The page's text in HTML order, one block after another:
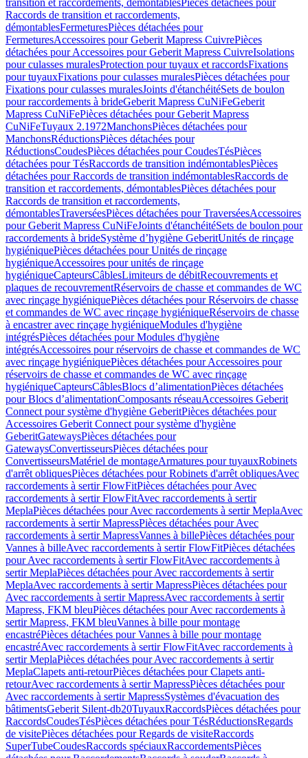
transition et raccordements, démontablesPièces détachées pour
Raccords de transition et raccordements,
démontablesFermeturesPièces détachées pour
FermeturesAccessoires pour Geberit Mapress CuivrePièces
détachées pour Accessoires pour Geberit Mapress CuivreIsolations
pour culasses muralesProtection pour tuyaux et raccordsFixations
pour tuyauxFixations pour culasses muralesPièces détachées pour
Fixations pour culasses muralesJoints d'étanchéitéSets de boulon
pour raccordements à brideGeberit Mapress CuNiFeGeberit
Mapress CuNiFePièces détachées pour Geberit Mapress
CuNiFeTuyaux 2.1972ManchonsPièces détachées pour
ManchonsRéductionsPièces détachées pour
RéductionsCoudesPièces détachées pour CoudesTésPièces
détachées pour TésRaccords de transition indémontablesPièces
détachées pour Raccords de transition indémontablesRaccords de
transition et raccordements, démontablesPièces détachées pour
Raccords de transition et raccordements,
démontablesTraverséesPièces détachées pour TraverséesAccessoires
pour Geberit Mapress CuNiFeJoints d'étanchéitéSets de boulon pour
raccordements à brideSystème d’hygiène GeberitUnités de rinçage
hygiéniquePièces détachées pour Unités de rinçage
hygiéniqueAccessoires pour unités de rinçage
hygiéniqueCapteursCâblesLimiteurs de débitRecouvrements et
plaques de recouvrementRéservoirs de chasse et commandes de WC
avec rinçage hygiéniquePièces détachées pour Réservoirs de chasse
et commandes de WC avec rinçage hygiéniqueRéservoirs de chasse
à encastrer avec rinçage hygiéniqueModules d'hygiène
intégrésPièces détachées pour Modules d'hygiène
intégrésAccessoires pour réservoirs de chasse et commandes de WC
avec rinçage hygiéniquePièces détachées pour Accessoires pour
réservoirs de chasse et commandes de WC avec rinçage
hygiéniqueCapteursCâblesBlocs d’alimentationPièces détachées
pour Blocs d’alimentationComposants réseauAccessoires Geberit
Connect pour système d'hygiène GeberitPièces détachées pour
Accessoires Geberit Connect pour système d'hygiène
GeberitGatewaysPièces détachées pour
GatewaysConvertisseursPièces détachées pour
ConvertisseursMatériel de montageArmatures pour tuyauxRobinets
d'arrêt obliquesPièces détachées pour Robinets d'arrêt obliquesAvec
raccordements à sertir FlowFitPièces détachées pour Avec
raccordements à sertir FlowFitAvec raccordements à sertir
MeplaPièces détachées pour Avec raccordements à sertir MeplaAvec
raccordements à sertir MapressPièces détachées pour Avec
raccordements à sertir MapressVannes à billePièces détachées pour
Vannes à billeAvec raccordements à sertir FlowFitPièces détachées
pour Avec raccordements à sertir FlowFitAvec raccordements à
sertir MeplaPièces détachées pour Avec raccordements à sertir
MeplaAvec raccordements à sertir MapressPièces détachées pour
Avec raccordements à sertir MapressAvec raccordements à sertir
Mapress, FKM bleuPièces détachées pour Avec raccordements à
sertir Mapress, FKM bleuVannes à bille pour montage
encastréPièces détachées pour Vannes à bille pour montage
encastréAvec raccordements à sertir FlowFitAvec raccordements à
sertir MeplaPièces détachées pour Avec raccordements à sertir
MeplaClapets anti-retourPièces détachées pour Clapets anti-
retourAvec raccordements à sertir MapressPièces détachées pour
Avec raccordements à sertir MapressSystèmes d'évacuation des
bâtimentsGeberit Silent-db20TuyauxRaccordsPièces détachées pour
RaccordsCoudesTésPièces détachées pour TésRéductionsRegards
de visitePièces détachées pour Regards de visiteRaccords
SuperTubeCoudesRaccords spéciauxRaccordementsPièces